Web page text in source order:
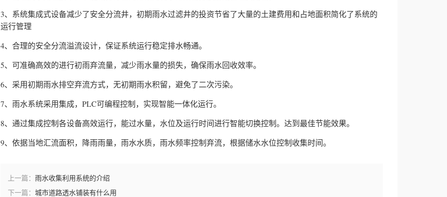
3、系统集成式设备减少了安全分流井，初期雨水过滤井的投资节省了大量的土建费用和占地面积简化了系统的
运行管理
4、合理的安全分流溢流设计，保证系统运行稳定排水畅通。
5、可准确高效的进行初雨弃流量，减少雨水量的损失，确保雨水回收效率。
6、采用初期雨水排空弃流方式，无初期雨水积留，避免了二次污染。
7、雨水系统采用集成，PLC可编程控制，实现智能一体化运行。
8、通过集成控制各设备高效运行，能过水量，水位及运行时间进行智能切换控制。达到最佳节能效果。
9、依据当地汇流面积，降雨雨量，雨水水质，雨水频率控制弃流，根据储水水位控制收集时间。
上一篇： 雨水收集利用系统的介绍
下一篇： 城市道路透水铺装有什么用